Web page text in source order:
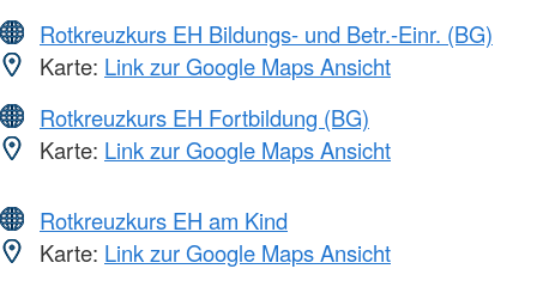
Rotkreuzkurs EH Bildungs- und Betr.-Einr. (BG)
Karte: Link zur Google Maps Ansicht
Rotkreuzkurs EH Fortbildung (BG)
Karte: Link zur Google Maps Ansicht
Rotkreuzkurs EH am Kind
Karte: Link zur Google Maps Ansicht